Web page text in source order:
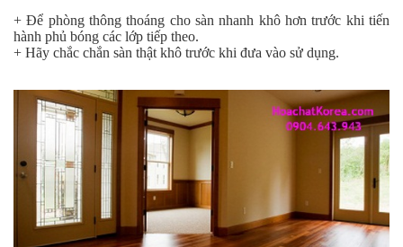
+ Để phòng thông thoáng cho sàn nhanh khô hơn trước khi tiến
hành phủ bóng các lớp tiếp theo.
+ Hãy chắc chắn sàn thật khô trước khi đưa vào sử dụng.